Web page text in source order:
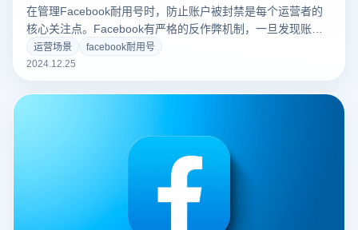
在管理Facebook耐用号时，防止账户被封禁是每个运营者的
核心关注点。Facebook有严格的反作弊机制，一旦发现账户
之间的关联或异常行为，平台可能会对账户进行封禁或限制。
为了有效避免这一风险，使用云登指纹浏览器能大大提高账户
的安全性，并通过以下方式降低被封禁的概率：
运营场景
facebook耐用号
2024.12.25